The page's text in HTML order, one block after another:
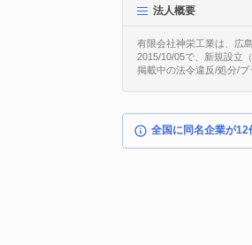
法人概要
有限会社神栄工業は、広
2015/10/05で、新規設立
掲載中の法令違反/処分/ブ
全国に同名企業が12